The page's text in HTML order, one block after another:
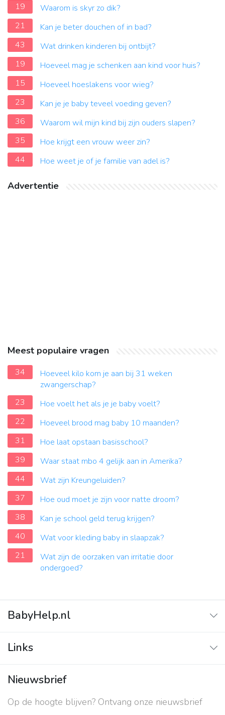
19
Waarom is skyr zo dik?
21
Kan je beter douchen of in bad?
43
Wat drinken kinderen bij ontbijt?
19
Hoeveel mag je schenken aan kind voor huis?
15
Hoeveel hoeslakens voor wieg?
23
Kan je je baby teveel voeding geven?
36
Waarom wil mijn kind bij zijn ouders slapen?
35
Hoe krijgt een vrouw weer zin?
44
Hoe weet je of je familie van adel is?
Advertentie
Meest populaire vragen
34
Hoeveel kilo kom je aan bij 31 weken
zwangerschap?
23
Hoe voelt het als je je baby voelt?
22
Hoeveel brood mag baby 10 maanden?
31
Hoe laat opstaan basisschool?
39
Waar staat mbo 4 gelijk aan in Amerika?
44
Wat zijn Kreungeluiden?
37
Hoe oud moet je zijn voor natte droom?
38
Kan je school geld terug krijgen?
40
Wat voor kleding baby in slaapzak?
21
Wat zijn de oorzaken van irritatie door
ondergoed?
BabyHelp.nl
Vraag & Antwoord
Links
Contact
Over ons
Nieuwsbrief
Op de hoogte blijven? Ontvang onze nieuwsbrief